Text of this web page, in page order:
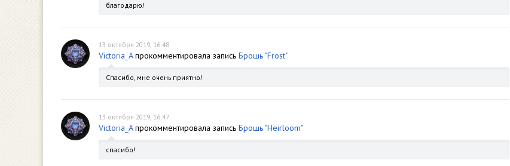
благодарю!
13 октября 2019, 16:48
Victoria_Aпрокомментировала запись Брошь "Frost"
Спасибо, мне очень приятно!
13 октября 2019, 16:47
Victoria_Aпрокомментировала запись Брошь "Heirloom"
спасибо!